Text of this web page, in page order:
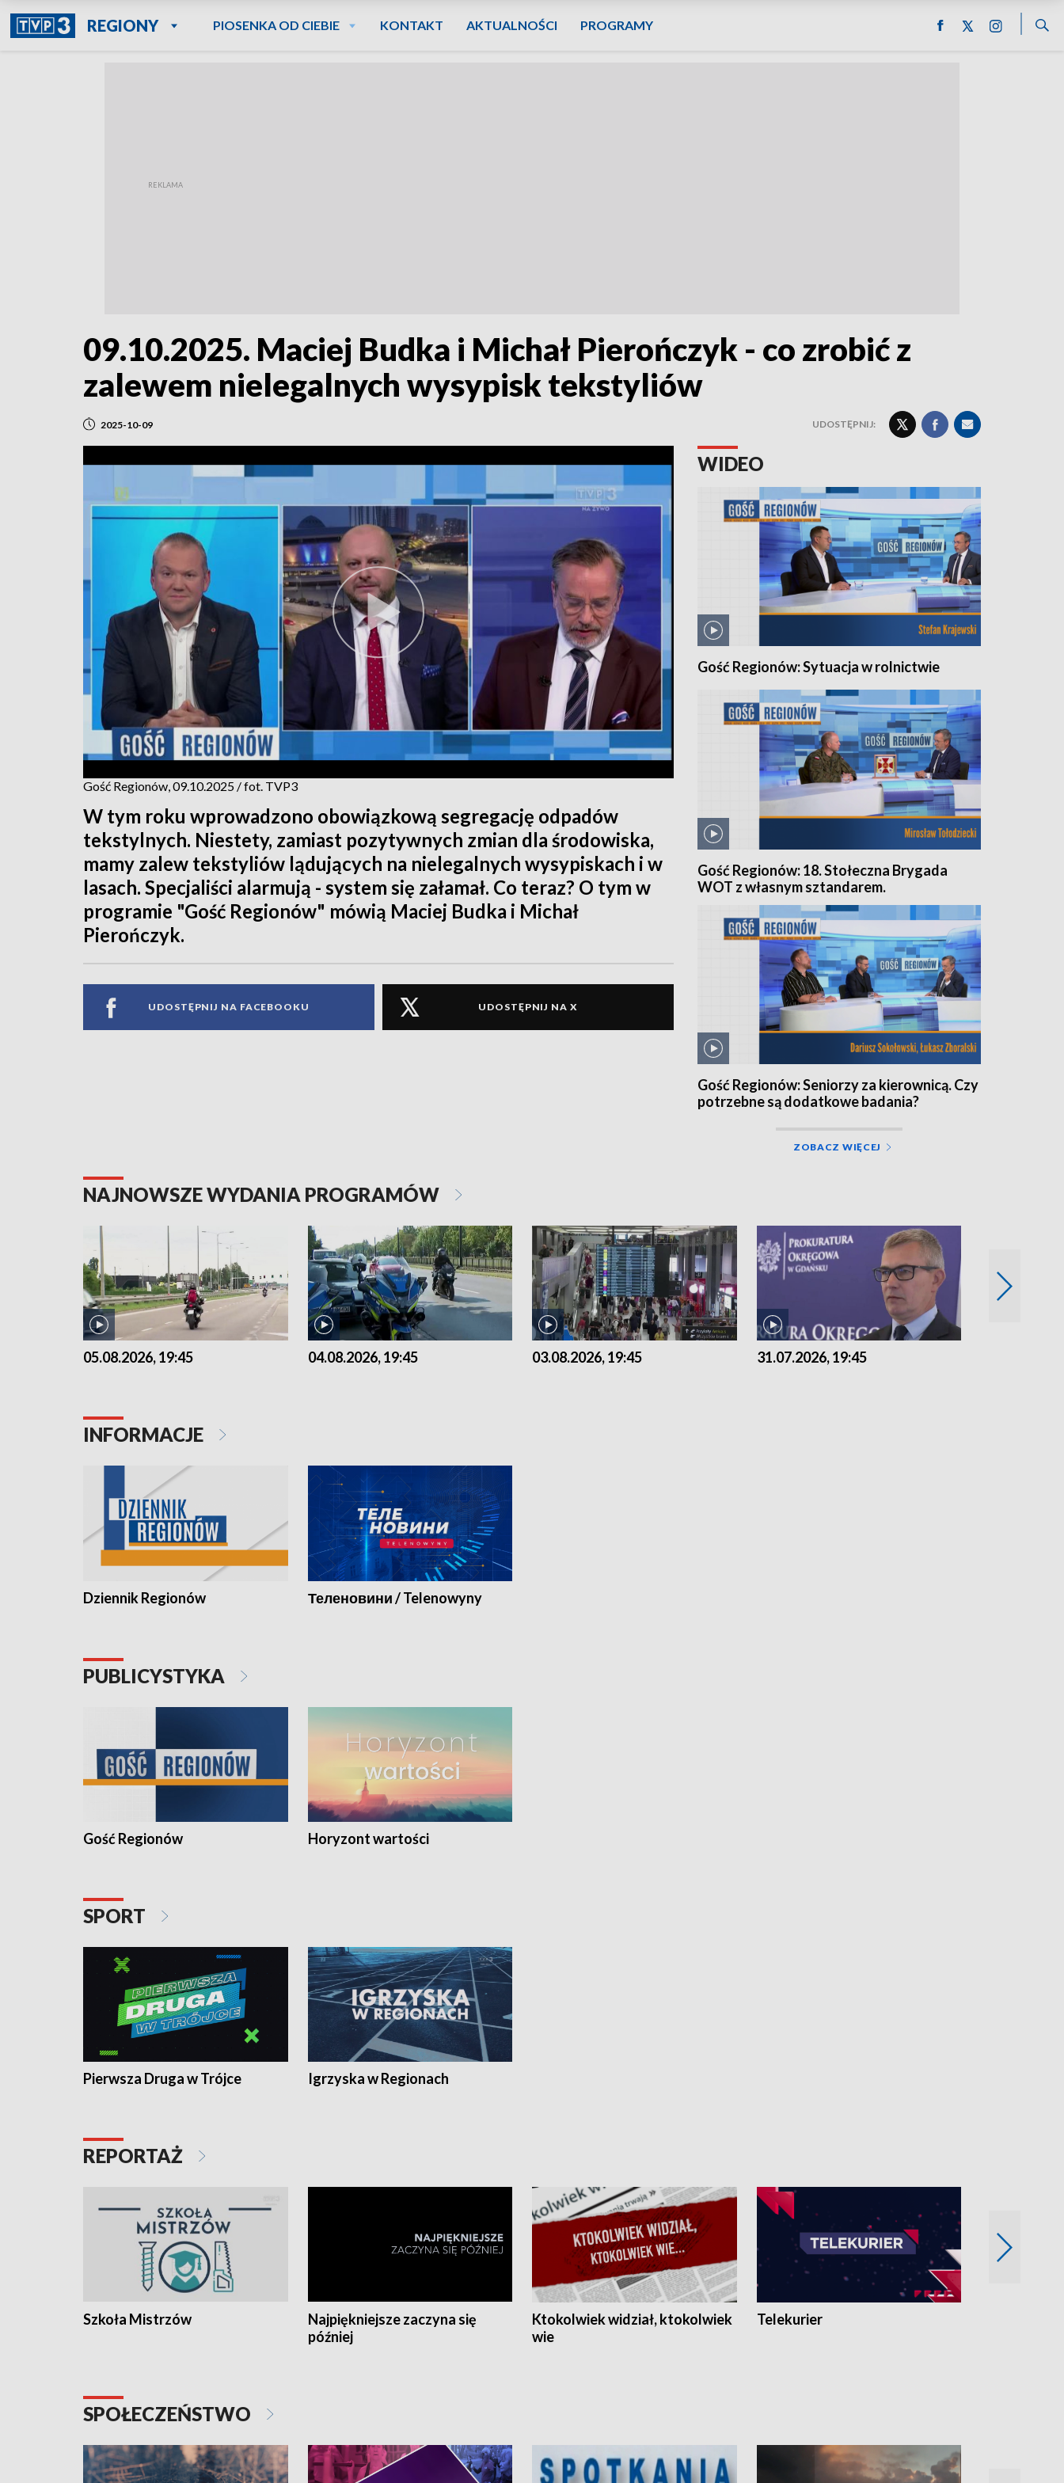
REGIONY PIOSENKA OD CIEBIE KONTAKT AKTUALNOŚCI PROGRAMY
09.10.2025. Maciej Budka i Michał Pierończyk - co zrobić z
zalewem nielegalnych wysypisk tekstyliów
2025-10-09 UDOSTĘPNIJ:
Gość Regionów, 09.10.2025 / fot. TVP3
W tym roku wprowadzono obowiązkową segregację odpadów
tekstylnych. Niestety, zamiast pozytywnych zmian dla środowiska,
mamy zalew tekstyliów lądujących na nielegalnych wysypiskach i w
lasach. Specjaliści alarmują - system się załamał. Co teraz? O tym w
programie "Gość Regionów" mówią Maciej Budka i Michał
Pierończyk.
UDOSTĘPNIJ NA FACEBOOKU UDOSTĘPNIJ NA X
WIDEO
Gość Regionów: Sytuacja w rolnictwie
Gość Regionów: 18. Stołeczna Brygada
WOT z własnym sztandarem.
Gość Regionów: Seniorzy za kierownicą. Czy
potrzebne są dodatkowe badania?
ZOBACZ WIĘCEJ
NAJNOWSZE WYDANIA PROGRAMÓW
05.08.2026, 19:45 04.08.2026, 19:45 03.08.2026, 19:45 31.07.2026, 19:45
INFORMACJE
Dziennik Regionów Теленовини / Telenowyny
PUBLICYSTYKA
Gość Regionów Horyzont wartości
SPORT
Pierwsza Druga w Trójce Igrzyska w Regionach
REPORTAŻ
Szkoła Mistrzów
Najpiękniejsze zaczyna się
później
Ktokolwiek widział, ktokolwiek
wie
Telekurier
SPOŁECZEŃSTWO